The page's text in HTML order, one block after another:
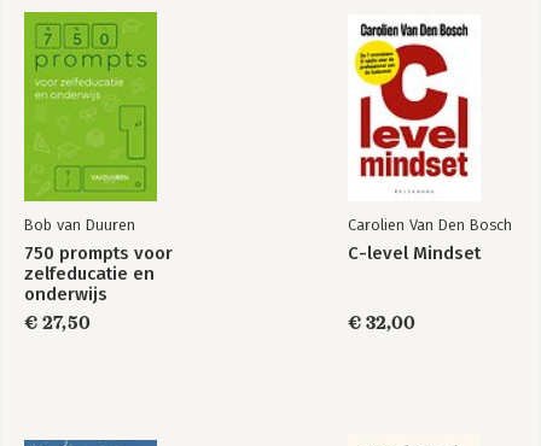
samensmelting van mens en
technologie: visionair leiderschap, risico
leiderschap, moreel leiderschap en
cultureel leiderschap.
Eerder schreef hij het boek Cyber In
the Board – toezicht op digitale
(2022) gericht op
toezichthouders en commissarissen die
de juiste vragen en het herkennen van
Cyber in the Board
Bekijk alle boeken
Bob van Duuren
750 prompts voor
zelfeducatie en
onderwijs
€ 27,50
Carolien Van Den Bosch
C-level Mindset
€ 32,00